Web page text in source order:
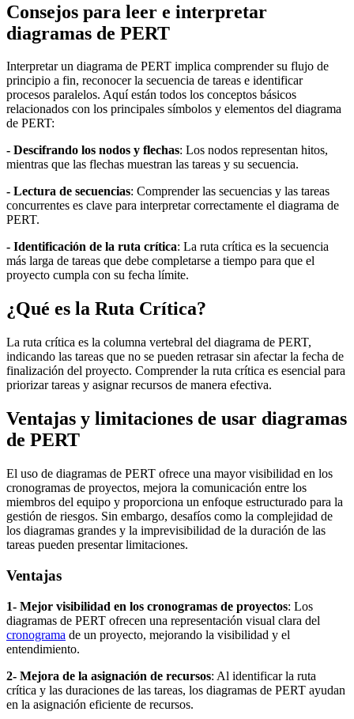
Consejos para leer e interpretar
diagramas de PERT
Interpretar un diagrama de PERT implica comprender su flujo de
principio a fin, reconocer la secuencia de tareas e identificar
procesos paralelos. Aquí están todos los conceptos básicos
relacionados con los principales símbolos y elementos del diagrama
de PERT:
- Descifrando los nodos y flechas: Los nodos representan hitos,
mientras que las flechas muestran las tareas y su secuencia.
- Lectura de secuencias: Comprender las secuencias y las tareas
concurrentes es clave para interpretar correctamente el diagrama de
PERT.
- Identificación de la ruta crítica: La ruta crítica es la secuencia
más larga de tareas que debe completarse a tiempo para que el
proyecto cumpla con su fecha límite.
¿Qué es la Ruta Crítica?
La ruta crítica es la columna vertebral del diagrama de PERT,
indicando las tareas que no se pueden retrasar sin afectar la fecha de
finalización del proyecto. Comprender la ruta crítica es esencial para
priorizar tareas y asignar recursos de manera efectiva.
Ventajas y limitaciones de usar diagramas
de PERT
El uso de diagramas de PERT ofrece una mayor visibilidad en los
cronogramas de proyectos, mejora la comunicación entre los
miembros del equipo y proporciona un enfoque estructurado para la
gestión de riesgos. Sin embargo, desafíos como la complejidad de
los diagramas grandes y la imprevisibilidad de la duración de las
tareas pueden presentar limitaciones.
Ventajas
1- Mejor visibilidad en los cronogramas de proyectos: Los
diagramas de PERT ofrecen una representación visual clara del
cronograma de un proyecto, mejorando la visibilidad y el
entendimiento.
2- Mejora de la asignación de recursos: Al identificar la ruta
crítica y las duraciones de las tareas, los diagramas de PERT ayudan
en la asignación eficiente de recursos.